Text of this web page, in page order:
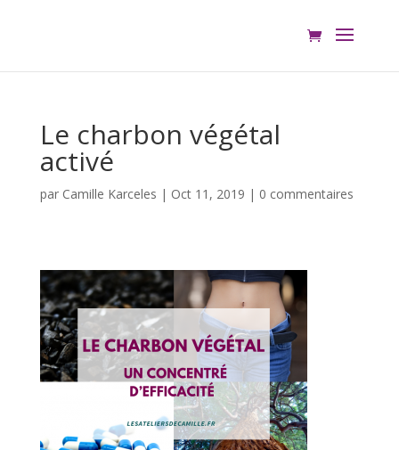
Le charbon végétal
activé
par Camille Karceles | Oct 11, 2019 | 0 commentaires